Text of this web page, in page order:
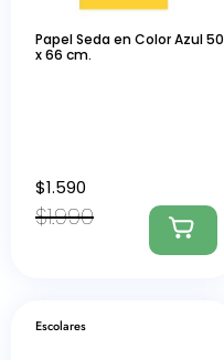
Papel Seda en Color Azul 50
x 66 cm.
$1.990
$1.590
Escolares